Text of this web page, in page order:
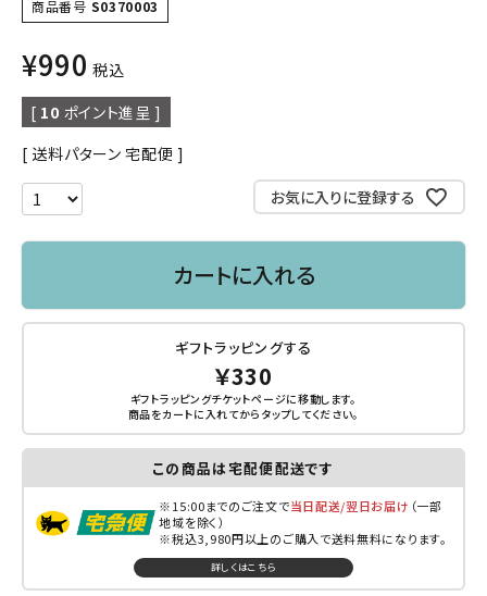
商品番号 S0370003
¥990 税込
[ 10 ポイント進呈 ]
送料パターン 宅配便
お気に入りに登録する
カートに入れる
ギフトラッピングする
￥330
ギフトラッピングチケットページに移動します。
商品をカートに入れてから タップしてください。
この商品は宅配便配送です
※15:00までのご注文で当日配送/翌日お届け （一部
地域を除く）
※税込3,980円以上のご購入で送料無料になります。
詳しくはこちら